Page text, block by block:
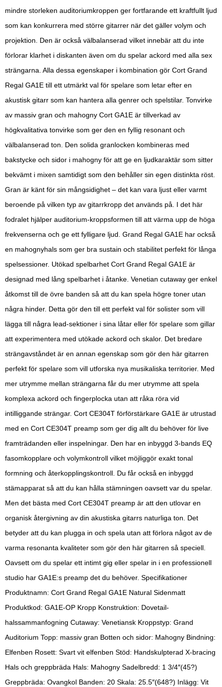
mindre storleken auditoriumkroppen ger fortfarande ett kraftfullt ljud
som kan konkurrera med större gitarrer när det gäller volym och
projektion. Den är också välbalanserad vilket innebär att du inte
förlorar klarhet i diskanten även om du spelar ackord med alla sex
strängarna. Alla dessa egenskaper i kombination gör Cort Grand
Regal GA1E till ett utmärkt val för spelare som letar efter en
akustisk gitarr som kan hantera alla genrer och spelstilar. Tonvirke
av massiv gran och mahogny Cort GA1E är tillverkad av
högkvalitativa tonvirke som ger den en fyllig resonant och
välbalanserad ton. Den solida granlocken kombineras med
bakstycke och sidor i mahogny för att ge en ljudkaraktär som sitter
bekvämt i mixen samtidigt som den behåller sin egen distinkta röst.
Gran är känt för sin mångsidighet – det kan vara ljust eller varmt
beroende på vilken typ av gitarrkropp det används på. I det här
fodralet hjälper auditorium-kroppsformen till att värma upp de höga
frekvenserna och ge ett fylligare ljud. Grand Regal GA1E har också
en mahognyhals som ger bra sustain och stabilitet perfekt för långa
spelsessioner. Utökad spelbarhet Cort Grand Regal GA1E är
designad med lång spelbarhet i åtanke. Venetian cutaway ger enkel
åtkomst till de övre banden så att du kan spela högre toner utan
några hinder. Detta gör den till ett perfekt val för solister som vill
lägga till några lead-sektioner i sina låtar eller för spelare som gillar
att experimentera med utökade ackord och skalor. Det bredare
strängavståndet är en annan egenskap som gör den här gitarren
perfekt för spelare som vill utforska nya musikaliska territorier. Med
mer utrymme mellan strängarna får du mer utrymme att spela
komplexa ackord och fingerplocka utan att råka röra vid
intilliggande strängar. Cort CE304T förförstärkare GA1E är utrustad
med en Cort CE304T preamp som ger dig allt du behöver för live
framträdanden eller inspelningar. Den har en inbyggd 3-bands EQ
fasomkopplare och volymkontroll vilket möjliggör exakt tonal
formning och återkopplingskontroll. Du får också en inbyggd
stämapparat så att du kan hålla stämningen oavsett var du spelar.
Men det bästa med Cort CE304T preamp är att den utlovar en
organisk återgivning av din akustiska gitarrs naturliga ton. Det
betyder att du kan plugga in och spela utan att förlora något av de
varma resonanta kvaliteter som gör den här gitarren så speciell.
Oavsett om du spelar ett intimt gig eller spelar in i en professionell
studio har GA1E:s preamp det du behöver. Specifikationer
Produktnamn: Cort Grand Regal GA1E Natural Sidenmatt
Produktkod: GA1E-OP Kropp Konstruktion: Dovetail-
halssammanfogning Cutaway: Venetiansk Kroppstyp: Grand
Auditorium Topp: massiv gran Botten och sidor: Mahogny Bindning:
Elfenben Rosett: Svart vit elfenben Stöd: Handskulpterad X-bracing
Hals och greppbräda Hals: Mahogny Sadelbredd: 1 3/4″(45?)
Greppbräda: Ovangkol Banden: 20 Skala: 25.5″(648?) Inlägg: Vit